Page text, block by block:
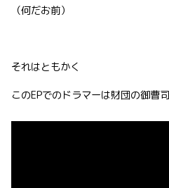
（何だお前）
それはともかく
このEPでのドラマーは財団の御曹